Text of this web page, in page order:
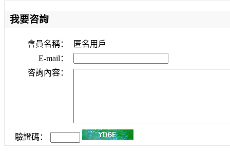
我要咨詢
會員名稱：
匿名用戶
E-mail：
咨詢內容：
驗證碼：